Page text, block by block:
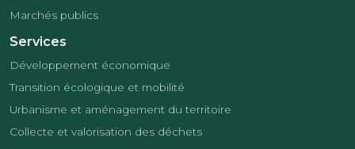
Marchés publics
Services
Développement économique
Transition écologique et mobilité
Urbanisme et aménagement du territoire
Collecte et valorisation des déchets